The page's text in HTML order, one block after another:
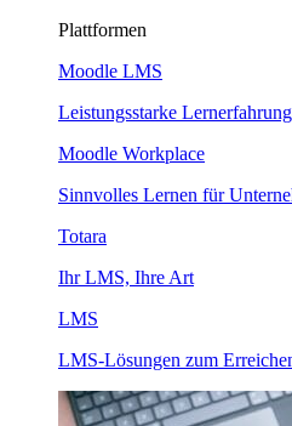
Plattformen
Moodle LMS
Leistungsstarke
Moodle Workplace
Sinnvolles Lernen für
Totara
Ihr LMS, Ihre Art
LMS
LMS-Lösungen zum